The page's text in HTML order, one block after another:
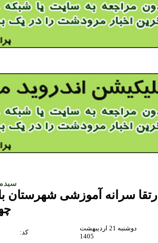
ارتقا سرانه آموزشی
:كد
دوشنبه 21 اردیبهشت
1405